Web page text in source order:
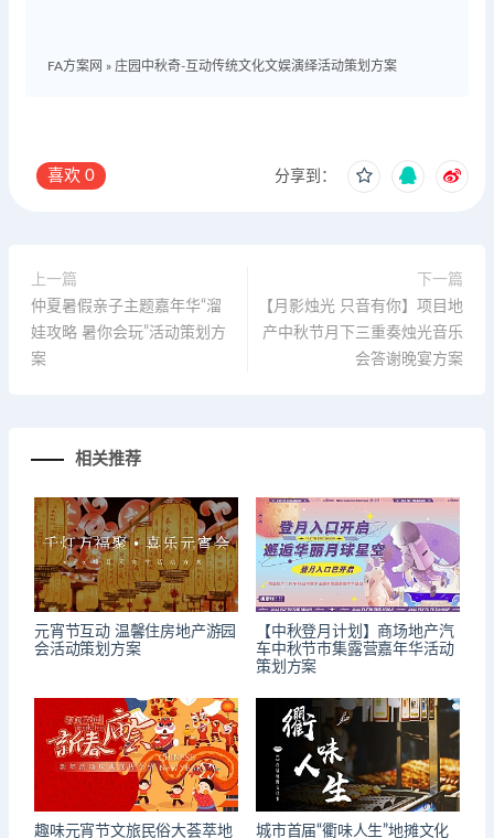
FA方案网 » 庄园中秋奇-互动传统文化文娱演绎活动策划方案
喜欢 0 分享到：
上一篇
仲夏暑假亲子主题嘉年华“溜
娃攻略 暑你会玩”活动策划方
案
下一篇
【月影烛光 只音有你】项目地
产中秋节月下三重奏烛光音乐
会答谢晚宴方案
相关推荐
元宵节互动 温馨住房地产游园
会活动策划方案
【中秋登月计划】商场地产汽
车中秋节市集露营嘉年华活动
策划方案
趣味元宵节文旅民俗大荟萃地
城市首届“衢味人生”地摊文化